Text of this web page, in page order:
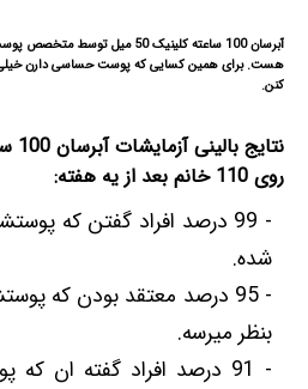
آبرسان 100 ساعته کلینیک 50
هست. برای همین کسایی که پوست حساسی دارن خیلی
کنن.
روی 110 خانم بعد از یه هفته:
- 99 درصد افراد گفتن که
شده.
- 95 درصد معتقد بودن که
بنظر میرسه.
- 91 درصد افراد گفته ان